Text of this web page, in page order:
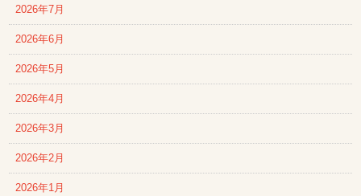
2026年7月
2026年6月
2026年5月
2026年4月
2026年3月
2026年2月
2026年1月